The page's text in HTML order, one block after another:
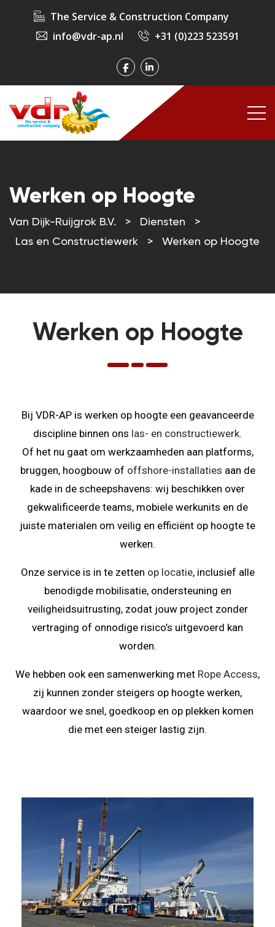
The Service & Construction Company
info@vdr-ap.nl
+31 (0)223 523591
Werken op Hoogte
Van Dijk-Ruijgrok B.V. > Diensten
>
Las en Constructiewerk
> Werken op Hoogte
Werken op Hoogte
Bij VDR-AP is werken op hoogte een geavanceerde
discipline binnen ons las- en constructiewerk.
Of het nu gaat om werkzaamheden aan platforms,
bruggen, hoogbouw of offshore-installaties aan de
kade in de scheepshavens: wij beschikken over
gekwalificeerde teams, mobiele werkunits en de
juiste materialen om veilig en efficiënt op hoogte te
werken.
Onze service is in te zetten op locatie, inclusief alle
benodigde mobilisatie, ondersteuning en
veiligheidsuitrusting, zodat jouw project zonder
vertraging of onnodige risico’s uitgevoerd kan
worden.
We hebben ook een samenwerking met Rope Access,
zij kunnen zonder steigers op hoogte werken,
waardoor we snel, goedkoop en op plekken komen
die met een steiger lastig zijn.